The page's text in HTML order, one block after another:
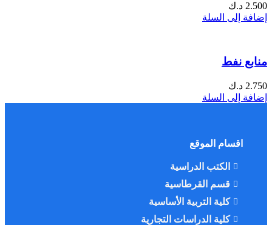
2.500 د.ك
إضافة إلى السلة
منابع نفط
2.750 د.ك
إضافة إلى السلة
اقسام الموقع
الكتب الدراسية
قسم القرطاسية
كلية التربية الأساسية
كلية الدراسات التجارية